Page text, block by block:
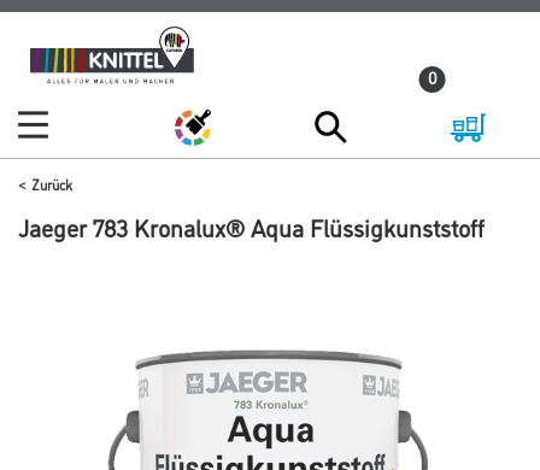
Zum
Inhalt
Zum
Navigationsmenü
0
Zurück
Jaeger 783 Kronalux® Aqua Flüssigkunststoff